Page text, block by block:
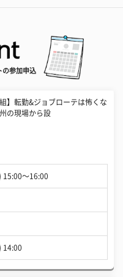
の参加申込
組】転勤&ジョブローテは怖くな
の現場から設
15:00〜16:00
14:00